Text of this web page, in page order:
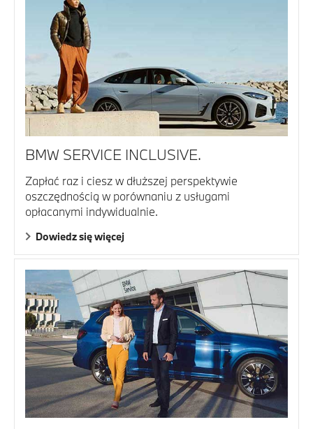
BMW SERVICE INCLUSIVE.
Zapłać raz i ciesz w dłuższej perspektywie
oszczędnością w porównaniu z usługami
opłacanymi indywidualnie.
Dowiedz się więcej